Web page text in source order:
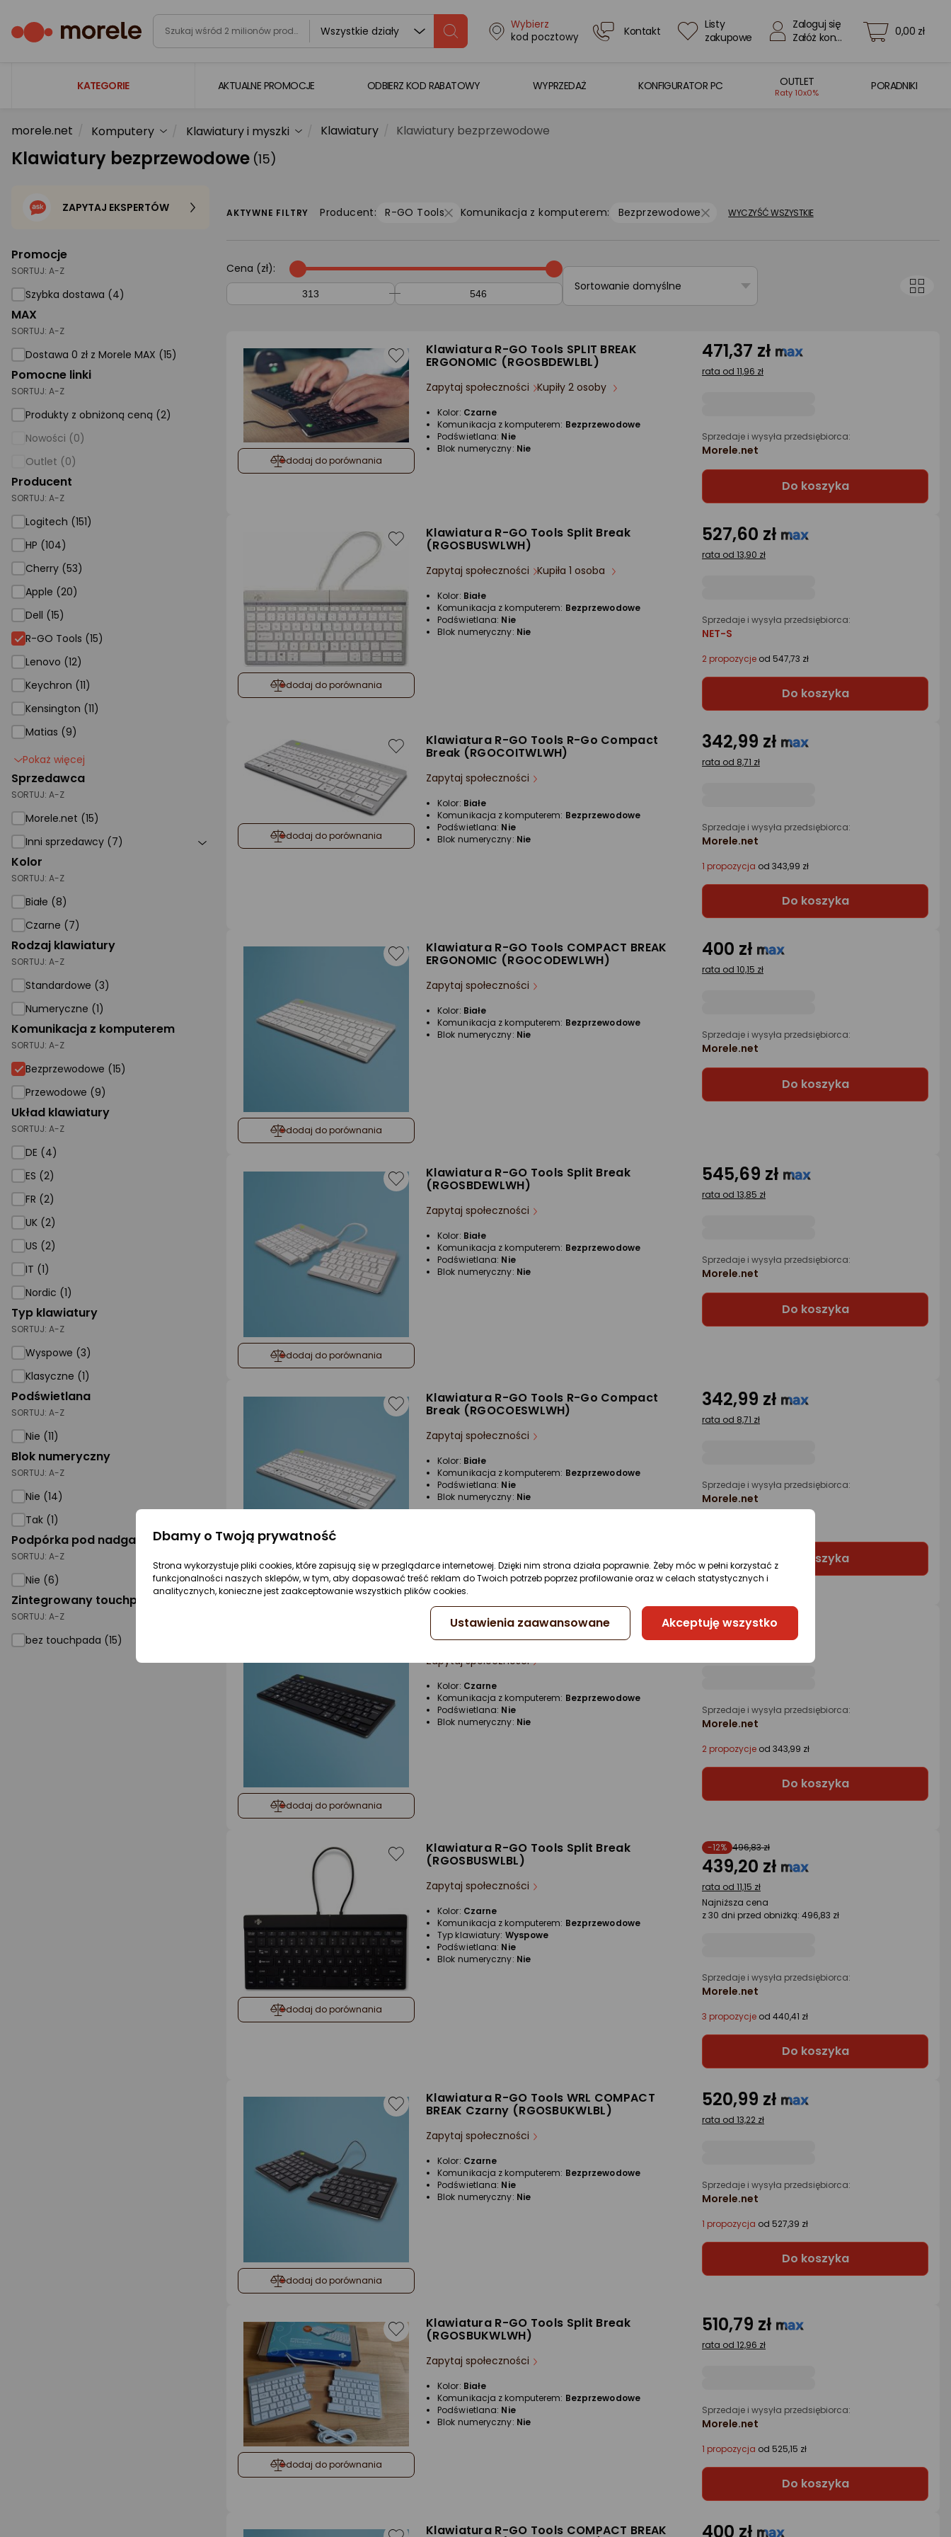
Wszystkie działy
Wybierz
kod pocztowy
Kontakt
Listy
zakupowe
Zaloguj się
Załóż konto
0,00 zł
KATEGORIE
Laptopy
Komputery
Gaming
Telewizory i audio
Foto i kamery
AGD duże
Dom i ogród
Biuro i firma
Sport i turystyka
Zabawki i dziecko
Supermarket
Strefa marek
AKTUALNE PROMOCJE ODBIERZ KOD RABATOWY WYPRZEDAŻ KONFIGURATOR PC OUTLET
Raty 10x0%
PORADNIKI
morele.net Komputery Klawiatury i myszki Klawiatury Klawiatury bezprzewodowe
Klawiatury bezprzewodowe (15)
Promocje
SORTUJ: A-Z
Szybka dostawa (4)
MAX
SORTUJ: A-Z
Dostawa 0 zł z Morele MAX (15)
Pomocne linki
SORTUJ: A-Z
Produkty z obniżoną ceną (2)
Nowości (0)
Outlet (0)
Producent
SORTUJ: A-Z
Logitech (151)
HP (104)
Cherry (53)
Apple (20)
Dell (15)
R-GO Tools
R-GO Tools (15)
Lenovo (12)
Keychron (11)
Kensington (11)
Matias (9)
Pokaż więcej
Sprzedawca
SORTUJ: A-Z
Morele.net (15)
Inni sprzedawcy (7)
Kolor
SORTUJ: A-Z
Białe (8)
Czarne (7)
Rodzaj klawiatury
SORTUJ: A-Z
Standardowe (3)
Numeryczne (1)
Komunikacja z komputerem
SORTUJ: A-Z
Bezprzewodowe (15)
Przewodowe (9)
Układ klawiatury
SORTUJ: A-Z
DE (4)
ES (2)
FR (2)
UK (2)
US (2)
IT (1)
Nordic (1)
Typ klawiatury
SORTUJ: A-Z
Wyspowe (3)
Klasyczne (1)
Podświetlana
SORTUJ: A-Z
Nie (11)
Blok numeryczny
SORTUJ: A-Z
Nie (14)
Tak (1)
Podpórka pod nadgarstki
SORTUJ: A-Z
Nie (6)
Zintegrowany touchpad
SORTUJ: A-Z
bez touchpada (15)
ZAPYTAJ EKSPERTÓW AKTYWNE FILTRY Producent: R-GO Tools Komunikacja z komputerem: Bezprzewodowe WYCZYŚĆ WSZYSTKIE
Cena (zł):
Sortowanie domyślne
dodaj do porównania
Klawiatura R-GO Tools SPLIT BREAK
ERGONOMIC (RGOSBDEWLBL)
Zapytaj społeczności Kupiły 2 osoby
Kolor: Czarne
Komunikacja z komputerem: Bezprzewodowe
Podświetlana: Nie
Blok numeryczny: Nie
471,37 zł
rata od 11,96 zł
Sprzedaje i wysyła przedsiębiorca:
Morele.net
Do koszyka
dodaj do porównania
Klawiatura R-GO Tools Split Break
(RGOSBUSWLWH)
Zapytaj społeczności Kupiła 1 osoba
Kolor: Białe
Komunikacja z komputerem: Bezprzewodowe
Podświetlana: Nie
Blok numeryczny: Nie
527,60 zł
rata od 13,90 zł
Sprzedaje i wysyła przedsiębiorca:
NET-S
2 propozycje od 547,73 zł
Do koszyka
dodaj do porównania
Klawiatura R-GO Tools R-Go Compact
Break (RGOCOITWLWH)
Zapytaj społeczności
Kolor: Białe
Komunikacja z komputerem: Bezprzewodowe
Podświetlana: Nie
Blok numeryczny: Nie
342,99 zł
rata od 8,71 zł
Sprzedaje i wysyła przedsiębiorca:
Morele.net
1 propozycja od 343,99 zł
Do koszyka
dodaj do porównania
Klawiatura R-GO Tools COMPACT BREAK
ERGONOMIC (RGOCODEWLWH)
Zapytaj społeczności
Kolor: Białe
Komunikacja z komputerem: Bezprzewodowe
Blok numeryczny: Nie
400 zł
rata od 10,15 zł
Sprzedaje i wysyła przedsiębiorca:
Morele.net
Do koszyka
dodaj do porównania
Klawiatura R-GO Tools Split Break
(RGOSBDEWLWH)
Zapytaj społeczności
Kolor: Białe
Komunikacja z komputerem: Bezprzewodowe
Podświetlana: Nie
Blok numeryczny: Nie
545,69 zł
rata od 13,85 zł
Sprzedaje i wysyła przedsiębiorca:
Morele.net
Do koszyka
dodaj do porównania
Klawiatura R-GO Tools R-Go Compact
Break (RGOCOESWLWH)
Zapytaj społeczności
Kolor: Białe
Komunikacja z komputerem: Bezprzewodowe
Podświetlana: Nie
Blok numeryczny: Nie
342,99 zł
rata od 8,71 zł
Sprzedaje i wysyła przedsiębiorca:
Morele.net
Do koszyka
dodaj do porównania
Klawiatura R-GO Tools R-Go Compact
Break (RGOCOESWLBL)
Zapytaj społeczności
Kolor: Czarne
Komunikacja z komputerem: Bezprzewodowe
Podświetlana: Nie
Blok numeryczny: Nie
342,99 zł
Sprzedaje i wysyła przedsiębiorca:
Morele.net
2 propozycje od 343,99 zł
Do koszyka
dodaj do porównania
Klawiatura R-GO Tools Split Break
(RGOSBUSWLBL)
Zapytaj społeczności
Kolor: Czarne
Komunikacja z komputerem: Bezprzewodowe
Typ klawiatury: Wyspowe
Podświetlana: Nie
Blok numeryczny: Nie
-12% 496,83 zł
439,20 zł
rata od 11,15 zł
Najniższa cena
z 30 dni przed obniżką: 496,83 zł
Sprzedaje i wysyła przedsiębiorca:
Morele.net
3 propozycje od 440,41 zł
Do koszyka
dodaj do porównania
Klawiatura R-GO Tools WRL COMPACT
BREAK Czarny (RGOSBUKWLBL)
Zapytaj społeczności
Kolor: Czarne
Komunikacja z komputerem: Bezprzewodowe
Podświetlana: Nie
Blok numeryczny: Nie
520,99 zł
rata od 13,22 zł
Sprzedaje i wysyła przedsiębiorca:
Morele.net
1 propozycja od 527,39 zł
Do koszyka
dodaj do porównania
Klawiatura R-GO Tools Split Break
(RGOSBUKWLWH)
Zapytaj społeczności
Kolor: Białe
Komunikacja z komputerem: Bezprzewodowe
Podświetlana: Nie
Blok numeryczny: Nie
510,79 zł
rata od 12,96 zł
Sprzedaje i wysyła przedsiębiorca:
Morele.net
1 propozycja od 525,15 zł
Do koszyka
Klawiatura R-GO Tools COMPACT BREAK 400 zł
Dbamy o Twoją prywatność
Strona wykorzystuje pliki cookies, które zapisują się w przeglądarce internetowej. Dzięki nim strona działa poprawnie. Żeby móc w pełni korzystać z
funkcjonalności naszych sklepów, w tym, aby dopasować treść reklam do Twoich potrzeb poprzez profilowanie oraz w celach statystycznych i
analitycznych, konieczne jest zaakceptowanie wszystkich plików cookies.
Ustawienia zaawansowane Akceptuję wszystko